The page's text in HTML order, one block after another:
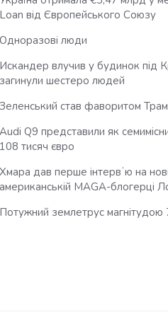
Loan від Європейського Союзу
Одноразові люди
Искандер влучив у будинок під
загинули шестеро людей
Зеленський став фаворитом
Audi Q9 представили як
108 тисяч євро
Хмара дав перше інтервʼю на
американській MAGA-блогерці
Потужний землетрус магнітудою